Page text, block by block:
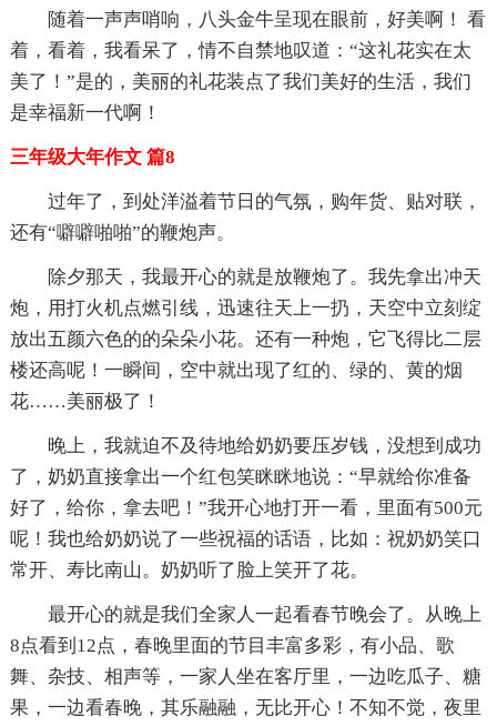
随着一声声哨响，八头金牛呈现在眼前，好美啊！ 看
着，看着，我看呆了，情不自禁地叹道：“这礼花实在太
美了！”是的，美丽的礼花装点了我们美好的生活，我们
是幸福新一代啊！
三年级大年作文 篇8
过年了，到处洋溢着节日的气氛，购年货、贴对联，
还有“噼噼啪啪”的鞭炮声。
除夕那天，我最开心的就是放鞭炮了。我先拿出冲天
炮，用打火机点燃引线，迅速往天上一扔，天空中立刻绽
放出五颜六色的的朵朵小花。还有一种炮，它飞得比二层
楼还高呢！一瞬间，空中就出现了红的、绿的、黄的烟
花……美丽极了！
晚上，我就迫不及待地给奶奶要压岁钱，没想到成功
了，奶奶直接拿出一个红包笑眯眯地说：“早就给你准备
好了，给你，拿去吧！”我开心地打开一看，里面有500元
呢！我也给奶奶说了一些祝福的话语，比如：祝奶奶笑口
常开、寿比南山。奶奶听了脸上笑开了花。
最开心的就是我们全家人一起看春节晚会了。从晚上
8点看到12点，春晚里面的节目丰富多彩，有小品、歌
舞、杂技、相声等，一家人坐在客厅里，一边吃瓜子、糖
果，一边看春晚，其乐融融，无比开心！不知不觉，夜里